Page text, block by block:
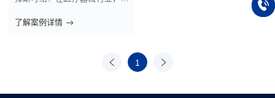
要。然而，某科创板上市医疗器
面对这一困境，该公司选择斯可
能、可靠体验。01高温警报...
了解案例详情
上一 1 下一